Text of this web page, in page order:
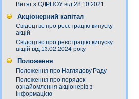
Витяг з ЄДРПОУ від 28.10.2021
Акціонерний капітал
Свідоцтво про реєстрацію випуску
акцій
Свідоцтво про реєстрацію випуску
акцій від 13.02.2024 року
Положення
Положення про Наглядову Раду
Положення про порядок
ознайомлення акціонерів з
інформацією